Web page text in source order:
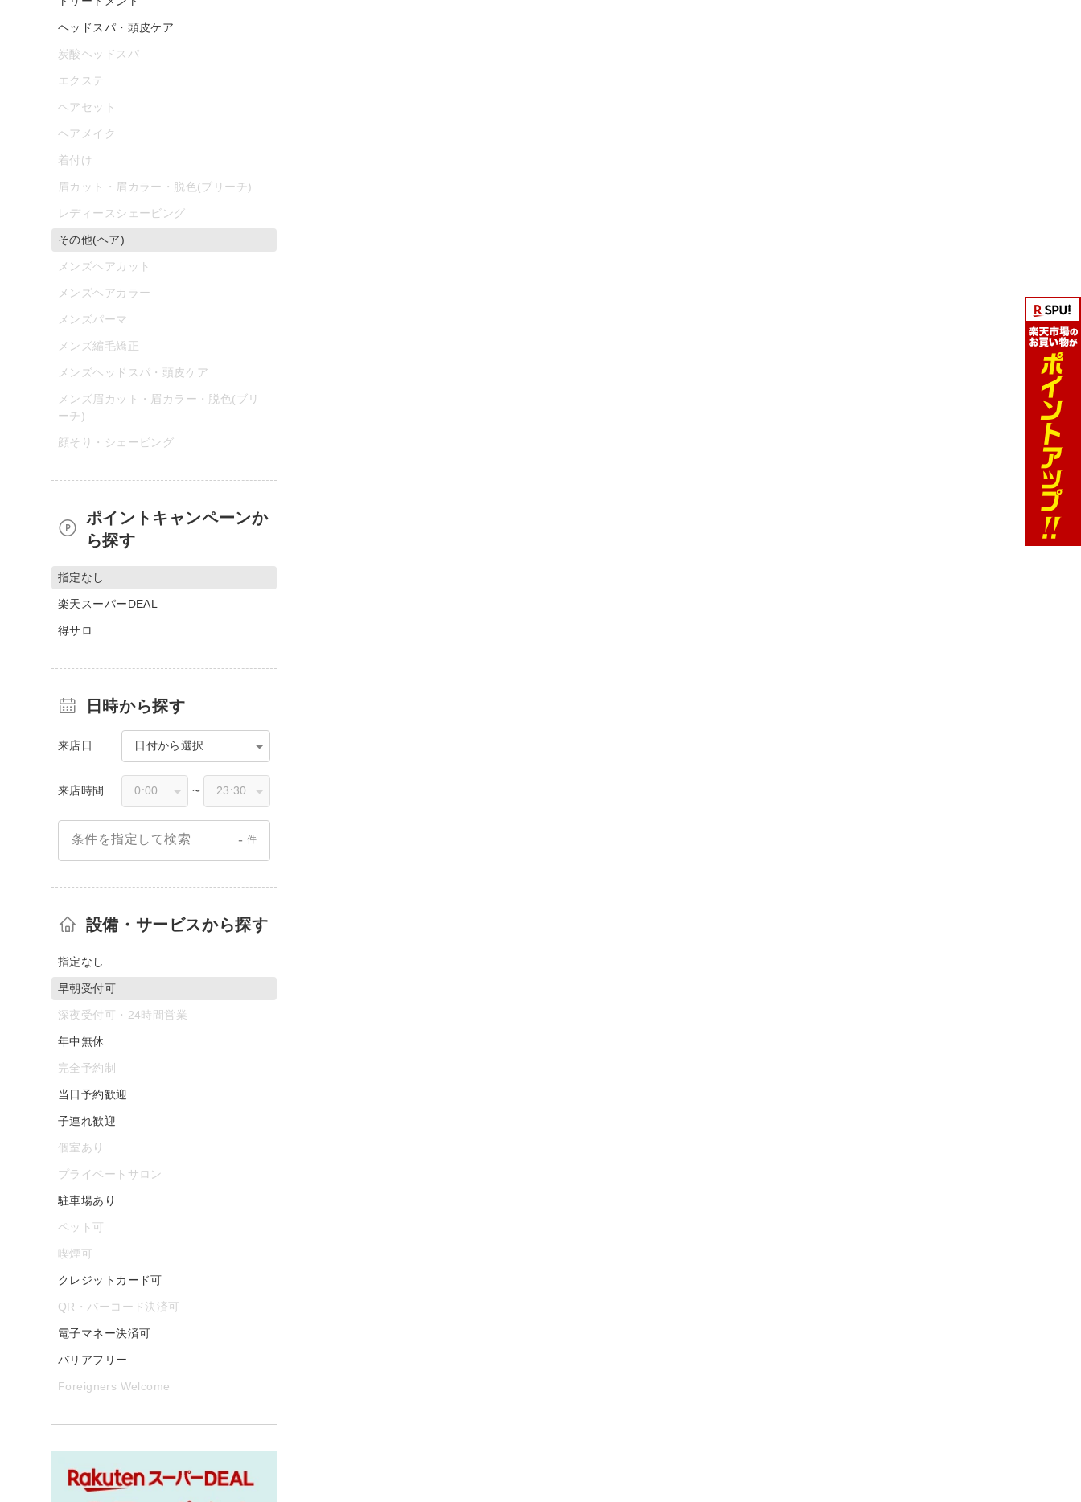
ヘッドスパ・頭皮ケア
炭酸ヘッドスパ
エクステ
ヘアセット
ヘアメイク
着付け
眉カット・眉カラー・脱色(ブリーチ)
レディースシェービング
その他(ヘア)
メンズヘアカット
メンズヘアカラー
メンズパーマ
メンズ縮毛矯正
メンズヘッドスパ・頭皮ケア
メンズ眉カット・眉カラー・脱色(ブリ
ーチ)
顔そり・シェービング
ポイントキャンペーンか
ら探す
指定なし
楽天スーパーDEAL
得サロ
日時から探す
来店日 日付から選択
来店時間 〜
条件を指定して検索 - 件
設備・サービスから探す
指定なし
早朝受付可
深夜受付可・24時間営業
年中無休
完全予約制
当日予約歓迎
子連れ歓迎
個室あり
プライベートサロン
駐車場あり
ペット可
喫煙可
クレジットカード可
QR・バーコード決済可
電子マネー決済可
バリアフリー
Foreigners Welcome